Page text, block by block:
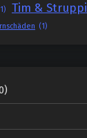
Tim & Struppi
(1)